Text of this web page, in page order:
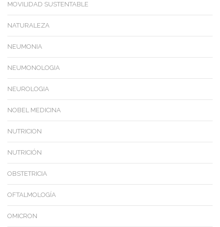
MOVILIDAD SUSTENTABLE
NATURALEZA
NEUMONIA
NEUMONOLOGIA
NEUROLOGIA
NOBEL MEDICINA
NUTRICION
NUTRICIÓN
OBSTETRICIA
OFTALMOLOGÍA
OMICRON